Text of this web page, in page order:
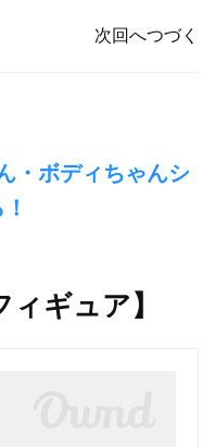
次回へつづく
・ボディちゃんシ
ィギュア】